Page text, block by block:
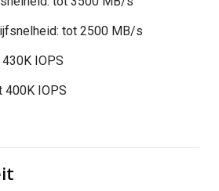
tot 2500 MB/s
IOPS
400K IOPS